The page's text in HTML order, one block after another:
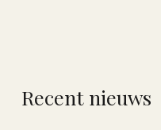
Recent nieuws